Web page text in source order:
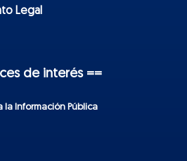
Legal
de interés ==
la Información Pública